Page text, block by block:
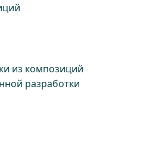
из композиций
разработки